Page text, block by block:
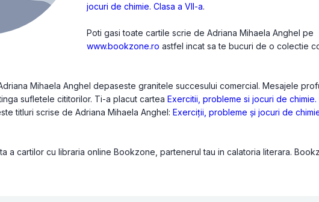
jocuri de chimie. Clasa a VII-a.
Poti gasi toate cartile scrie de Adriana Mihaela Anghel pe
www.bookzone.ro astfel incat sa te bucuri de o colectie
Mihaela Anghel depaseste granitele succesului comercial. Mesajele
sufletele cititorilor. Ti-a placut carteaExercitii, probleme si jocuri de chimie.
titluri scrise de Adriana Mihaela Anghel:Exerciţii, probleme și jocuri de
a cartilor cu libraria online Bookzone, partenerul tau in calatoria literara.